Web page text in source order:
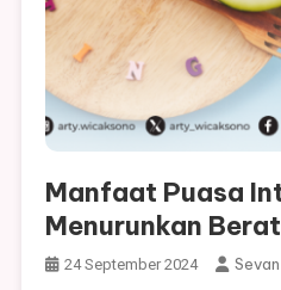
Manfaat Puasa
Menurunkan
24 September 2024 Sevan